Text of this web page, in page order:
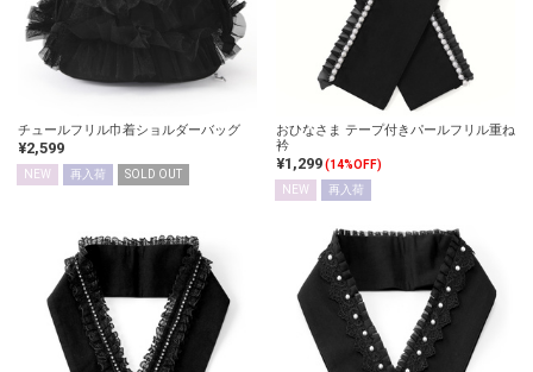
チュールフリル巾着ショルダーバッグ
¥2,599
NEW 再入荷 SOLD OUT
おひなさま テープ付きパールフリル重ね
衿
¥1,299(14%OFF)
NEW
再入荷